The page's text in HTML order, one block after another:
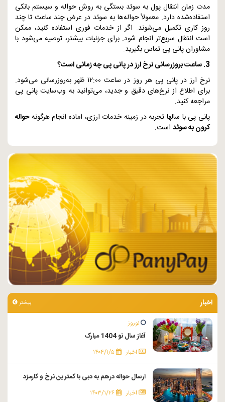
مدت زمان انتقال پول به سوئد بستگی به روش حواله و سیستم بانکی
استفاده‌شده دارد. معمولاً حواله‌ها به سوئد در عرض چند ساعت تا چند
روز کاری تکمیل می‌شوند. اگر از خدمات فوری استفاده کنید، ممکن
است انتقال سریع‌تر انجام شود. برای جزئیات بیشتر، توصیه می‌شود با
مشاوران پانی پی تماس بگیرید.
3. ساعت بروزرسانی نرخ ارز در پانی پی چه زمانی است؟
نرخ ارز در پانی پی هر روز در ساعت ۱۲:۰۰ظهر به‌روزرسانی می‌شود.
برای اطلاع از نرخ‌های دقیق و جدید، می‌توانید به وب‌سایت پانی پی
مراجعه کنید.
پانی پی با سالها تجربه در زمینه خدمات ارزی، اماده انجام هرگونهحواله
کرون به سوئد است.
اخبار بیشتر
نوروز
آغاز سال نو 1404 مبارک
اخبار ۱۴۰۴/۱/۵
ارسال حواله درهم به دبی با کمترین نرخ و کارمزد
اخبار ۱۴۰۳/۱/۲۶